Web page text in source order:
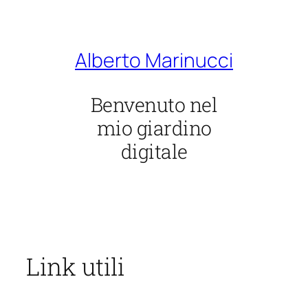
Alberto Marinucci
Benvenuto nel
mio giardino
digitale
Link utili